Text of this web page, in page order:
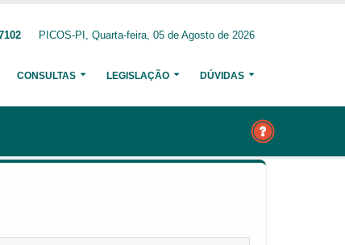
PICOS-PI, Quarta-feira, 05 de Agosto de 2026
CONSULTAS LEGISLAÇÃO DÚVIDAS